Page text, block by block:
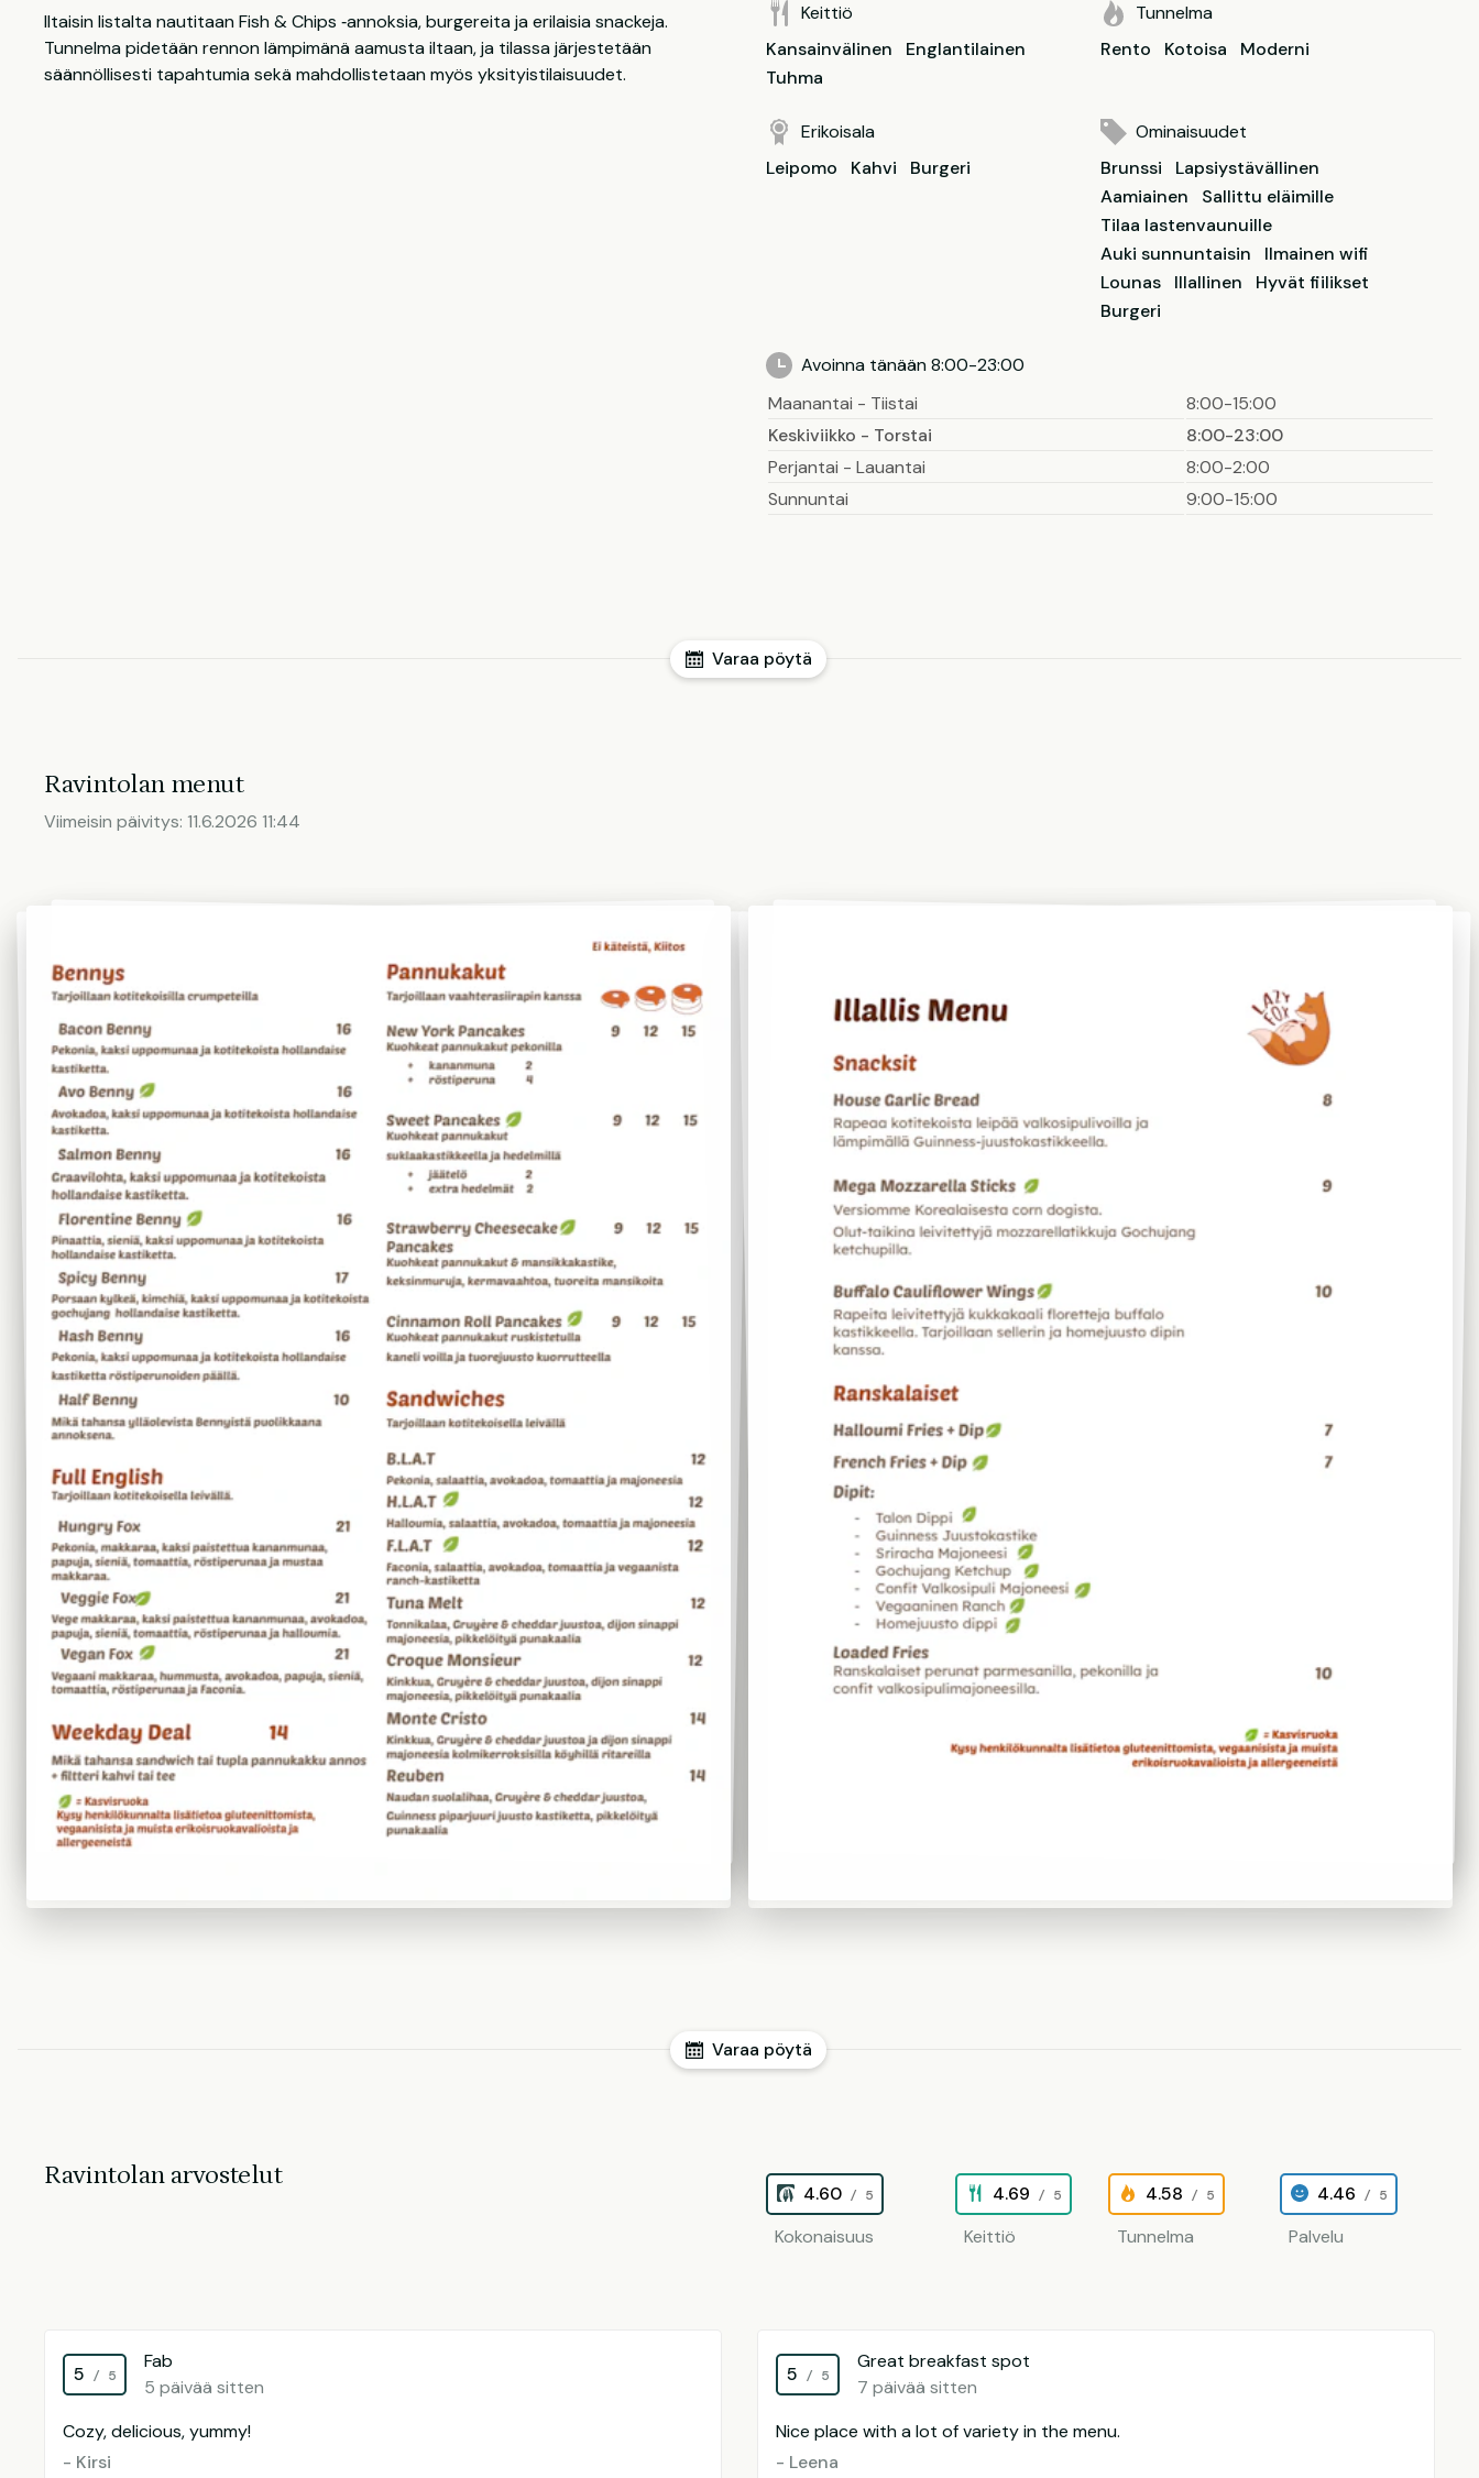
Iltaisin listalta nautitaan Fish & Chips ‑annoksia, burgereita ja erilaisia snackeja.
Tunnelma pidetään rennon lämpimänä aamusta iltaan, ja tilassa järjestetään
säännöllisesti tapahtumia sekä mahdollistetaan myös yksityistilaisuudet.
Keittiö
Kansainvälinen
Englantilainen
Tuhma
Tunnelma
Rento
Kotoisa Moderni
Erikoisala
Leipomo
Kahvi Burgeri
Ominaisuudet
Brunssi
Lapsiystävällinen
Aamiainen
Sallittu eläimille
Tilaa lastenvaunuille
Auki sunnuntaisin
Ilmainen wifi
Lounas
Illallinen
Hyvät fiilikset
Burgeri
Avoinna tänään 8:00-23:00
Maanantai - Tiistai
8:00-15:00
Keskiviikko - Torstai
8:00-23:00
Perjantai - Lauantai
8:00-2:00
Sunnuntai
9:00-15:00
Varaa pöytä
Ravintolan menut
Viimeisin päivitys: 11.6.2026 11:44
Varaa pöytä
Ravintolan arvostelut
4.60 / 5
Kokonaisuus
4.69 / 5
Keittiö
4.58 / 5
Tunnelma
4.46 / 5
Palvelu
5 / 5
Fab
5 päivää sitten
Cozy, delicious, yummy!
- Kirsi
5 / 5
Great breakfast spot
7 päivää sitten
Nice place with a lot of variety in the menu.
- Leena